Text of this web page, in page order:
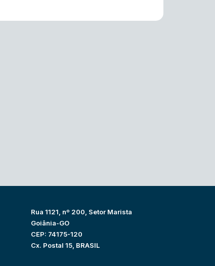
Rua 1121, nº 200, Setor Marista
Goiânia-GO
CEP: 74175-120
Cx. Postal 15, BRASIL